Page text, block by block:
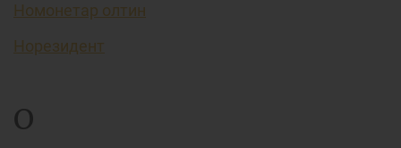
Номонетар олтин
Норезидент
О